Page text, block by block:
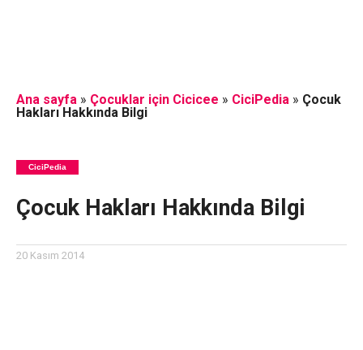
Ana sayfa» Çocuklar için Cicicee » CiciPedia» Çocuk
Hakları Hakkında Bilgi
CiciPedia
Çocuk Hakları Hakkında Bilgi
20 Kasım 2014